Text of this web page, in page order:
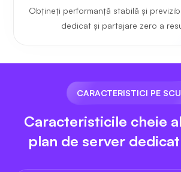
Obțineți performanță stabilă și
dedicat și partajare zero a
CARACTERISTICI PE
Caracteristicile cheie
plan de server